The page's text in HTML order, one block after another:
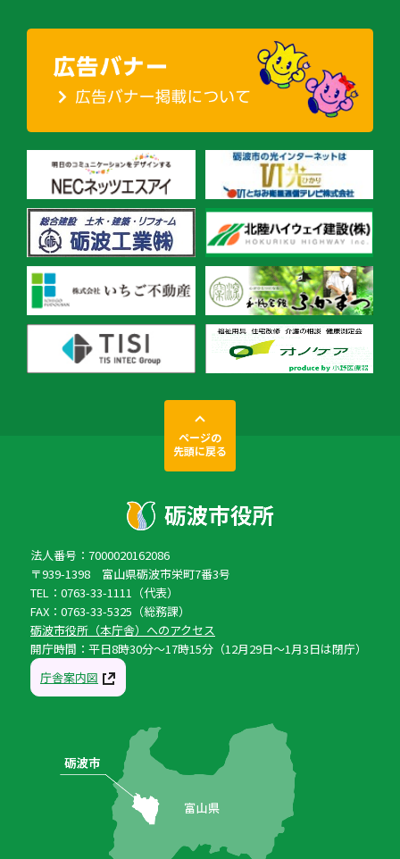
ページの
先頭に戻る
法人番号：7000020162086
〒939-1398 富山県砺波市栄町7番3号
TEL：0763-33-1111（代表）
FAX：0763-33-5325（総務課）
砺波市役所（本庁舎）へのアクセス
開庁時間：平日8時30分〜17時15分（12月29日〜1月3日は閉庁）
庁舎案内図